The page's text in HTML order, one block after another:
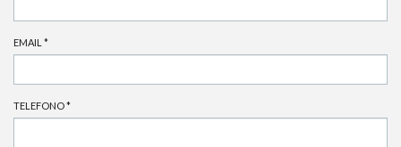
EMAIL *
TELEFONO*